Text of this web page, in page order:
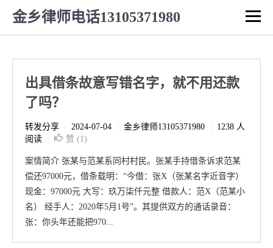
金乡律师电话13105371980
出具借条故意写错名字，就不用还款
了吗？
转发分享 2024-07-04 金乡律师13105371980
1238 人
阅读
赞 (1)
案情简介 张某与范某系同村村民。张某手持借条诉求范某
偿还97000元，借条载明：“今借：张X（张某名字近音字）
现金：97000元 大写：玖万柒仟元整 借款人：范X（范某小
名） 经手人：2020年5月1号”。其提供双方的通话录音：
张：你头年还能把970...